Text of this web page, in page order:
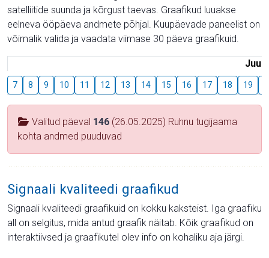
satelliitide suunda ja kõrgust taevas. Graafikud luuakse
eelneva ööpäeva andmete põhjal. Kuupäevade paneelist on
võimalik valida ja vaadata viimase 30 päeva graafikuid.
Juuli
7 8 9 10 11 12 13 14 15 16 17 18 19
Valitud päeval 146 (26.05.2025) Ruhnu tugijaama
kohta andmed puuduvad
Signaali kvaliteedi graafikud
Signaali kvaliteedi graafikuid on kokku kaksteist. Iga graafiku
all on selgitus, mida antud graafik näitab. Kõik graafikud on
interaktiivsed ja graafikutel olev info on kohaliku aja järgi.